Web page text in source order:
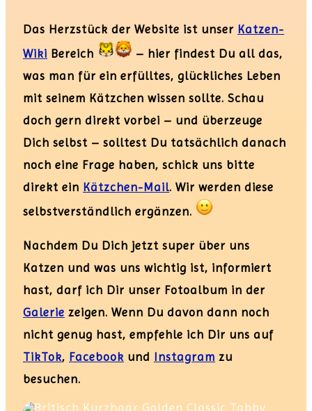
Das Herzstück der Website ist unser Katzen-
Wiki Bereich
– hier findest Du all das,
was man für ein erfülltes, glückliches Leben
mit seinem Kätzchen wissen sollte. Schau
doch gern direkt vorbei – und überzeuge
Dich selbst – solltest Du tatsächlich danach
noch eine Frage haben, schick uns bitte
direkt ein Kätzchen-Mail. Wir werden diese
selbstverständlich ergänzen.
Nachdem Du Dich jetzt super über uns
Katzen und was uns wichtig ist, informiert
hast, darf ich Dir unser Fotoalbum in der
Galerie zeigen. Wenn Du davon dann noch
nicht genug hast, empfehle ich Dir uns auf
TikTok, Facebook und Instagram zu
besuchen.